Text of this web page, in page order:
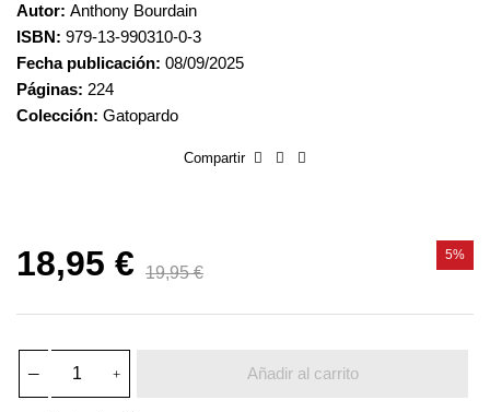
Autor: Anthony Bourdain
ISBN: 979-13-990310-0-3
Fecha publicación: 08/09/2025
Páginas: 224
Colección: Gatopardo
Compartir
18,95 € 19,95 €
5%
Añadir al carrito